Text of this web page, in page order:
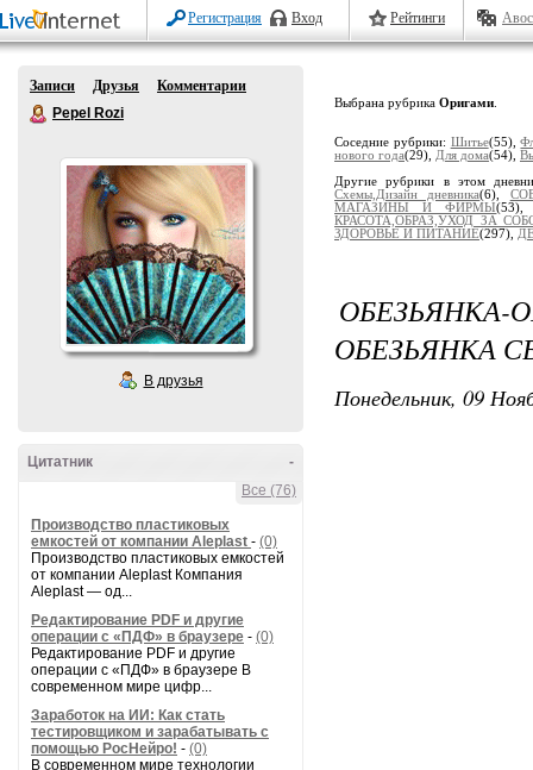
Регистрация Вход Рейтинги
Записи Друзья
Комментарии
Pepel Rozi
В друзья
-
Цитатник
Все (76)
Производство пластиковых
емкостей от компании Aleplast - (0)
Производство пластиковых емкостей
от компании Aleplast Компания
Aleplast — од...
Редактирование PDF и другие
операции с «ПДФ» в браузере - (0)
Редактирование PDF и другие
операции с «ПДФ» в браузере В
современном мире цифр...
Заработок на ИИ: Как стать
тестировщиком и зарабатывать с
помощью РосНейро! - (0)
В современном мире технологии
Выбрана рубрика Оригами
Соседние рубрики: Шитье(55),
нового года(29), Для дома(54),
Другие рубрики в этом
Схемы,Дизайн дневника(6),
МАГАЗИНЫ И ФИРМЫ
КРАСОТА,ОБРАЗ,УХОД ЗА
ЗДОРОВЬЕ И ПИТАНИЕ(297),
ОБЕЗЬЯНКА
Понедельник, 09